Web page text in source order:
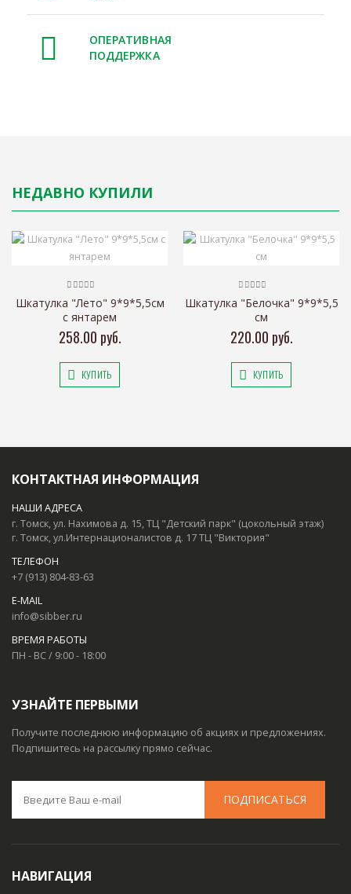
ОПЕРАТИВНАЯ
ПОДДЕРЖКА
НЕДАВНО КУПИЛИ
Шкатулка "Лето" 9*9*5,5см
с янтарем
258.00 руб.
КУПИТЬ
Шкатулка "Белочка" 9*9*5,5
см
220.00 руб.
КУПИТЬ
КОНТАКТНАЯ ИНФОРМАЦИЯ
НАШИ АДРЕСА
г. Томск, ул. Нахимова д. 15, ТЦ "Детский парк" (цокольный этаж)
г. Томск, ул.Интернационалистов д. 17 ТЦ "Виктория"
ТЕЛЕФОН
+7 (913) 804-83-63
E-MAIL
info@sibber.ru
ВРЕМЯ РАБОТЫ
ПН - ВС / 9:00 - 18:00
УЗНАЙТЕ ПЕРВЫМИ
Получите последнюю информацию об акциях и предложениях.
Подпишитесь на рассылку прямо сейчас.
НАВИГАЦИЯ